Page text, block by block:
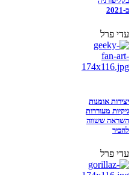
ב-2021
עדי פרל
יצירות אומנות
גיקיות מעוררות
השראה ששווה
להכיר
עדי פרל